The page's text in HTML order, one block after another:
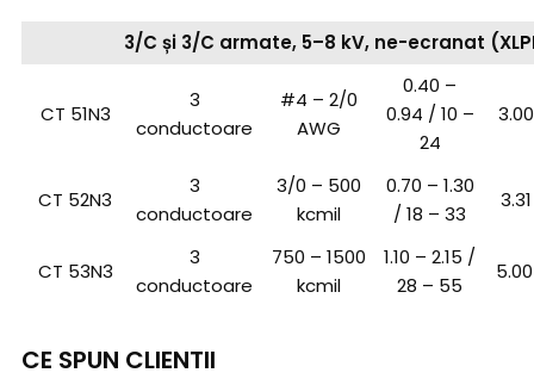
3/C și 3/C armate, 5–8 kV, ne-ecranat
CT 51N3
3
conductoare
#4 – 2/0
AWG
0.40 –
0.94 / 10 –
24
CT 52N3
3
conductoare
3/0 – 500
kcmil
0.70 – 1.30
/ 18 – 33
CT 53N3
3
conductoare
750 – 1500
kcmil
1.10 – 2.15 /
28 – 55
CE SPUN CLIENTII